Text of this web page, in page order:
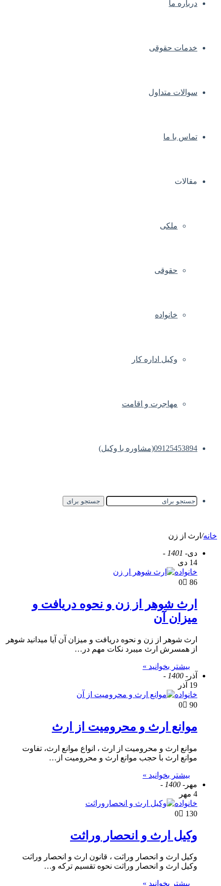
درباره ما
خدمات حقوقی
سوالات متداول
تماس با ما
مقالات
ملکی
حقوقی
خانواده
وکیل اداره کار
مهاجرت و اقامت
09125453894(مشاوره با وکیل)
جستجو برای
خانه/ ارث از زن
دی- 1401 -
14 دی
خانواده
0
86
ارث شوهر از زن و نحوه دریافت و
میزان آن
ارث شوهر از زن و نحوه دریافت و میزان آن آیا میدانید شوهر
از همسرش ارث میبرد نکات مهم در…
بیشتر بخوانید »
آذر - 1400 -
19 آذر
خانواده
0
90
موانع ارث و محرومیت از ارث
موانع ارث و محرومیت از ارث ، انواع موانع ارث، تفاوت
موانع ارث با حجب موانع ارث و محرومیت از…
بیشتر بخوانید »
مهر - 1400 -
4 مهر
خانواده
0
130
وکیل ارث و انحصار وراثت
وکیل ارث و انحصار وراثت ، قانون ارث و انحصار وراثت
وکیل ارث و انحصار وراثت نحوه تقسیم ترکه و…
بیشتر بخوانید »